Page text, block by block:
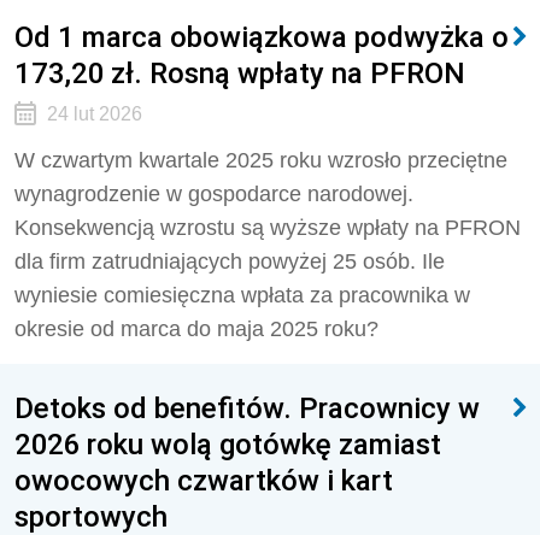
Od 1 marca obowiązkowa podwyżka o
173,20 zł. Rosną wpłaty na PFRON
24 lut 2026
W czwartym kwartale 2025 roku wzrosło przeciętne
wynagrodzenie w gospodarce narodowej.
Konsekwencją wzrostu są wyższe wpłaty na PFRON
dla firm zatrudniających powyżej 25 osób. Ile
wyniesie comiesięczna wpłata za pracownika w
okresie od marca do maja 2025 roku?
Detoks od benefitów. Pracownicy w
2026 roku wolą gotówkę zamiast
owocowych czwartków i kart
sportowych